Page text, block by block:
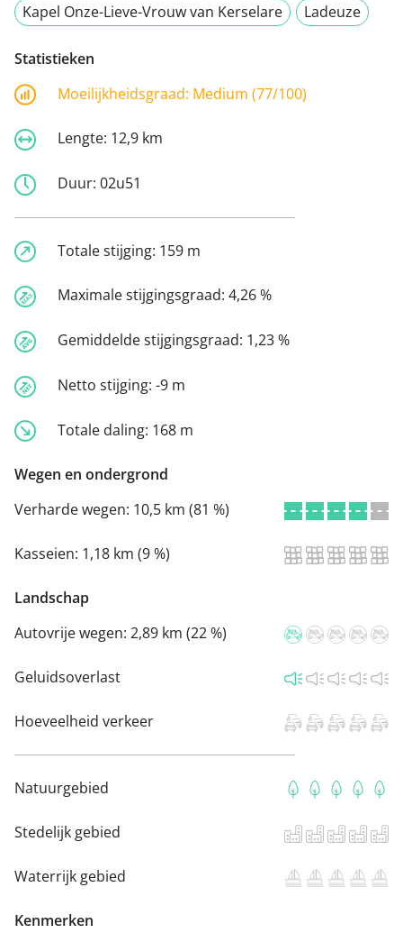
Kapel Onze-Lieve-Vrouw van Kerselare
Ladeuze
Statistieken
Moeilijkheidsgraad: Medium (77/100)
Lengte: 12,9 km
Duur: 02u51
Totale stijging: 159 m
Maximale stijgingsgraad: 4,26 %
Gemiddelde stijgingsgraad: 1,23 %
Netto stijging: -9 m
Totale daling: 168 m
Wegen en ondergrond
Verharde wegen: 10,5 km (81 %)
Kasseien: 1,18 km (9 %)
Landschap
Autovrije wegen: 2,89 km (22 %)
Geluidsoverlast
Hoeveelheid verkeer
Natuurgebied
Stedelijk gebied
Waterrijk gebied
Kenmerken